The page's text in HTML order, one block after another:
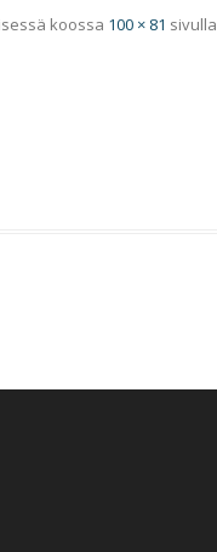
koossa 100 × 81 sivulla